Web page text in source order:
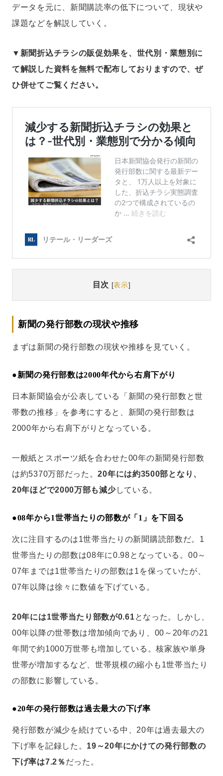
データを元に、新聞購読率の低下について、現状や
課題などを解説していく。
▼ 新聞折込チラシの販促効果を、世代別・業態別に
て解説した資料を無料で配布しておりますので、ぜ
ひ併せてご覧ください。
目次 [表示]
新聞の発行部数の現状や推移
まずは新聞の発行部数の現状や推移を見ていく。
●新聞の発行部数は2000年代から右肩下がり
日本新聞協会が公表している「新聞の発行部数と世
帯数の推移」を参考にすると、新聞の発行部数は
2000年から右肩下がりとなっている。
一般紙とスポーツ紙を合わせた00年の新聞発行部数
は約5370万部だった。20年には約3500部となり、
20年ほどで2000万部も減少している。
●08年から1世帯当たりの部数が「1」を下回る
次に注目するのは1世帯当たりの新聞購読部数だ。1
世帯当たりの部数は08年に0.98となっている。00～
07年までは1世帯当たりの部数は1を保っていたが、
07年以降は徐々に数値を下げている。
20年には1世帯当たり部数が0.61となった。しかし、
00年以降の世帯数は増加傾向であり、00～20年の21
年間で約1000万世帯も増加している。核家族や単身
世帯が増加するなど、世帯規模の縮小も1世帯当たり
の部数に影響している。
●20年の発行部数は過去最大の下げ率
発行部数が減少を続けている中、20年は過去最大の
下げ率を記録した。 19～20年にかけての発行部数の
下げ率は7.2％ だった。